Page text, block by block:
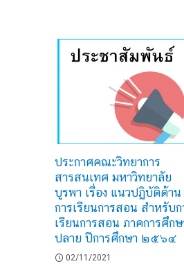
ประกาศคณะวิทยาการ
สารสนเทศ มหาวิทยาลัย
บูรพา เรื่อง แนวปฏิบัติด้าน
การเรียนการสอน สำหรับก
เรียนการสอน ภาคการศึกษ
ปลาย ปีการศึกษา ๒๕๖๔
02/11/2021